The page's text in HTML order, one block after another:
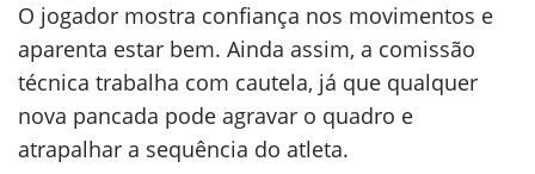
O jogador mostra confiança nos movimentos e
aparenta estar bem. Ainda assim, a comissão
técnica trabalha com cautela, já que qualquer
nova pancada pode agravar o quadro e
atrapalhar a sequência do atleta.